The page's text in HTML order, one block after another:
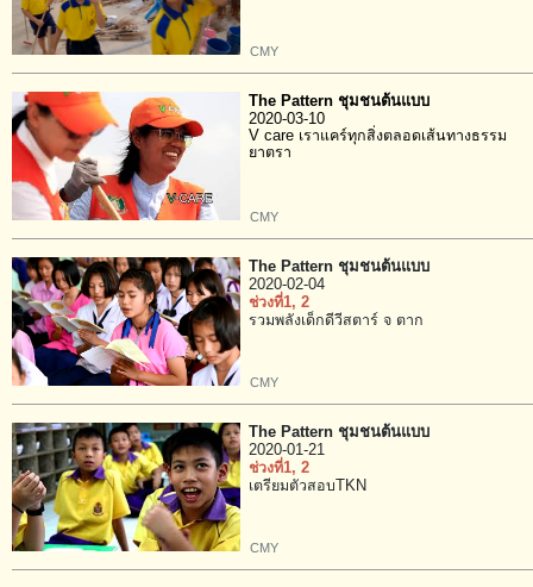
CMY
The Pattern ชุมชนต้นแบบ
2020-03-10
V care เราแคร์ทุกสิ่งตลอดเส้นทางธรรม
ยาตรา
CMY
The Pattern ชุมชนต้นแบบ
2020-02-04
ช่วงที่1, 2
รวมพลังเด็กดีวีสตาร์ จ ตาก
CMY
The Pattern ชุมชนต้นแบบ
2020-01-21
ช่วงที่1, 2
เตรียมตัวสอบTKN
CMY